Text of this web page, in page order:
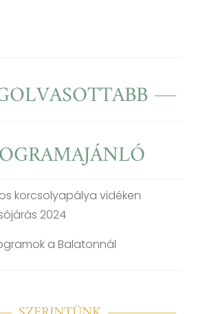
korcsolyapálya vidéken
2024
a Balatonnál